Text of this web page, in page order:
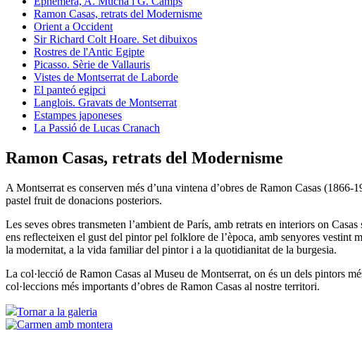
Ramon Casas, retrats del Modernisme
Orient a Occident
Sir Richard Colt Hoare. Set dibuixos
Rostres de l'Antic Egipte
Picasso. Sèrie de Vallauris
Vistes de Montserrat de Laborde
El panteó egipci
Langlois. Gravats de Montserrat
Estampes japoneses
La Passió de Lucas Cranach
Ramon Casas, retrats del Modernisme
A Montserrat es conserven més d’una vintena d’obres de Ramon Casas
pastel fruit de donacions posteriors.
Les seves obres transmeten l’ambient de París, amb retrats en interiors on
ens reflecteixen el gust del pintor pel folklore de l’època, amb senyores vestint
la modernitat, a la vida familiar del pintor i a la quotidianitat de la burgesia.
La col·lecció de Ramon Casas al Museu de Montserrat, on és un dels pintors
col·leccions més importants d’obres de Ramon Casas al nostre territori.
Tornar a la galeria